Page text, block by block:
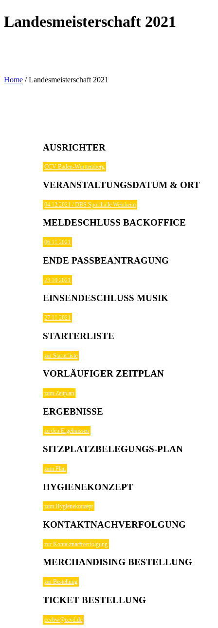
Landesmeisterschaft 2021
Home /Landesmeisterschaft 2021
AUSRICHTER
CCV Baden-Württemberg
VERANSTALTUNGSDATUM & ORT
04.12.2021 / DBS Sporthalle Weinheim
MELDESCHLUSS BACKOFFICE
06.11.2021
ENDE PASSBEANTRAGUNG
23.10.2021
EINSENDESCHLUSS MUSIK
27.11.2021
STARTERLISTE
zur Starterliste
VORLÄUFIGER ZEITPLAN
zum Zeitplan
ERGEBNISSE
zu den Ergebnissen
SITZPLATZBELEGUNGS-PLAN
zum Plan
HYGIENEKONZEPT
zum Hygienekonzept
KONTAKTNACHVERFOLGUNG
zur Kontaktnachverfolgung
MERCHANDISING BESTELLUNG
zur Bestellung
TICKET BESTELLUNG
ccvbw@ccvd.de